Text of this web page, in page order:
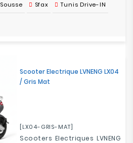
Sousse Sfax Tunis Drive-IN
Scooter Electrique LVNENG LX04
/ Gris Mat
[LX04-GRIS-MAT]
Scooters Electriques LVNENG